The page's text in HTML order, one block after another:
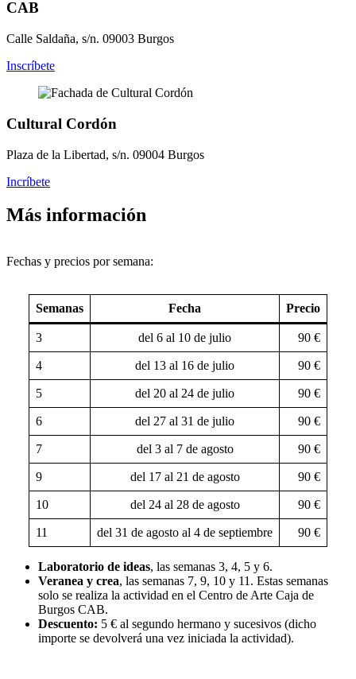
CAB
Calle Saldaña, s/n. 09003 Burgos
Inscríbete
Cultural Cordón
Plaza de la Libertad, s/n. 09004 Burgos
Incríbete
Más información
Fechas y precios por semana:
Semanas Fecha Precio
3 del 6 al 10 de julio 90 €
4 del 13 al 16 de julio 90 €
5 del 20 al 24 de julio 90 €
6 del 27 al 31 de julio 90 €
7 del 3 al 7 de agosto 90 €
9 del 17 al 21 de agosto 90 €
10 del 24 al 28 de agosto 90 €
11 del 31 de agosto al 4 de septiembre 90 €
Laboratorio de ideas, las semanas 3, 4, 5 y 6.
Veranea y crea, las semanas 7, 9, 10 y 11. Estas semanas
solo se realiza la actividad en el Centro de Arte Caja de
Burgos CAB.
Descuento: 5 € al segundo hermano y sucesivos (dicho
importe se devolverá una vez iniciada la actividad).